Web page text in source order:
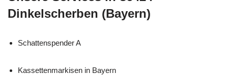
Dinkelscherben (Bayern)
Schattenspender A
Kassettenmarkisen in Bayern